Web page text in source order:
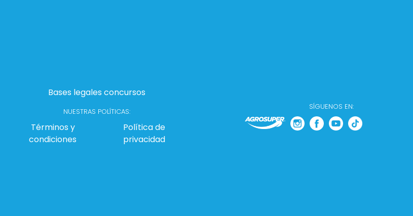
Bases legales concursos
NUESTRAS POLÍTICAS:
Términos y
condiciones
Política de
privacidad
SÍGUENOS EN: